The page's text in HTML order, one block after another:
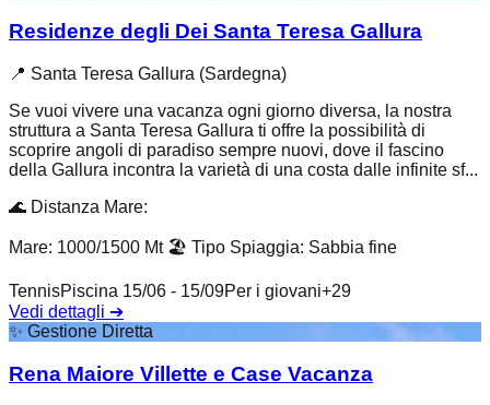
Residenze degli Dei Santa Teresa Gallura
📍 Santa Teresa Gallura (Sardegna)
Se vuoi vivere una vacanza ogni giorno diversa, la nostra
struttura a Santa Teresa Gallura ti offre la possibilità di
scoprire angoli di paradiso sempre nuovi, dove il fascino
della Gallura incontra la varietà di una costa dalle infinite sf...
🌊 Distanza Mare:
Mare: 1000/1500 Mt 🏖️ Tipo Spiaggia: Sabbia fine
TennisPiscina 15/06 - 15/09Per i giovani+29
Vedi dettagli ➔
✨ Gestione Diretta
Rena Maiore Villette e Case Vacanza